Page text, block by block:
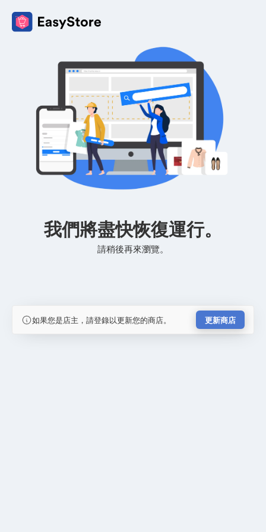
我們將盡快恢復運行。
請稍後再來瀏覽。
如果您是店主，請登錄以更新您的商店。 更新商店